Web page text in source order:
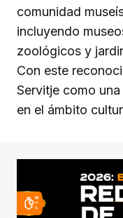
comunidad
incluyendo
zoológicos y
Con este
Servitje como
en el ámbito